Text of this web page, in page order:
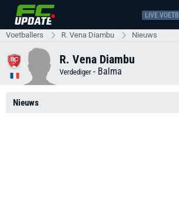
LIVE
Voetballers R. Vena Diambu Nieuws
R. Vena Diambu
Verdediger - Balma
Nieuws